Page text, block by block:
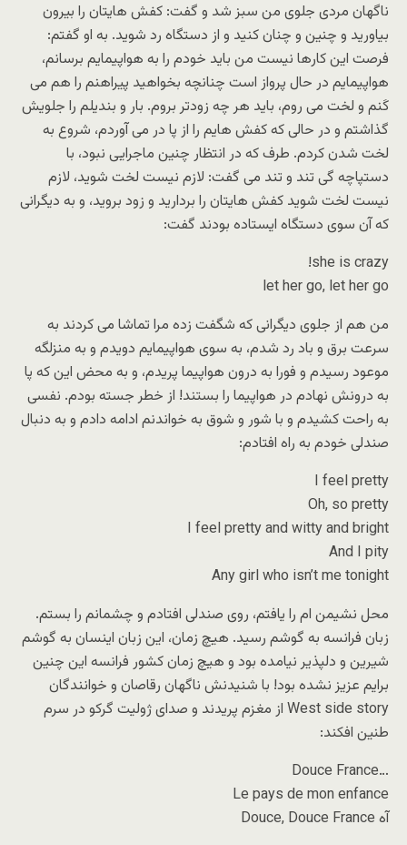
ناگهان مردی جلوی من سبز شد و گفت: کفش هایتان را بیرون
بیاورید و چنین و چنان کنید و از دستگاه رد شوید. به او گفتم:
فرصت این کارها نیست من باید خودم را به هواپیمایم برسانم،
هواپیمایم در حال پرواز است چنانچه بخواهید پیراهنم را هم می
کَنم و لخت می روم، باید هر چه زودتر بروم. بار و بندیلم را جلویش
گذاشتم و در حالی که کفش هایم را از پا در می آوردم، شروع به
لخت شدن کردم. طرف که در انتظار چنین ماجرایی نبود، با
دستپاچه گی تند و تند می گفت: لازم نیست لخت شوید، لازم
نیست لخت شوید کفش هایتان را بردارید و زود بروید، و به دیگرانی
که آن سوی دستگاه ایستاده بودند گفت:
she is crazy!
let her go, let her go
من هم از جلوی دیگرانی که شگفت زده مرا تماشا می کردند به
سرعت برق و باد رد شدم، به سوی هواپیمایم دویدم و به منزلگه
موعود رسیدم و فورا به درون هواپیما پریدم، و به محض این که پا
به درونش نهادم در هواپیما را بستند! از خطر جسته بودم. نفسی
به راحت کشیدم و با شور و شوق به خواندنم ادامه دادم و به دنبال
صندلی خودم به راه افتادم:
I feel pretty
Oh, so pretty
I feel pretty and witty and bright
And I pity
Any girl who isn’t me tonight
محل نشیمن ام را یافتم، روی صندلی افتادم و چشمانم را بستم.
زبان فرانسه به گوشم رسید. هیچ زمان، این زبان اینسان به گوشم
شیرین و دلپذیر نیامده بود و هیچ زمان کشور فرانسه این چنین
برایم عزیز نشده بود! با شنیدنش ناگهان رقاصان و خوانندگان
West side story از مغزم پریدند و صدای ژولیت گرکو در سرم
طنین افکند:
…Douce France
Le pays de mon enfance
آه Douce, Douce France